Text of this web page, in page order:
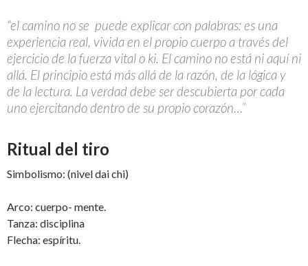
“el camino no se puede explicar con palabras: es una
experiencia real, vivida en el propio cuerpo a través del
ejercicio de la fuerza vital o ki. El camino no está ni aquí ni
allá. El principio está más allá de la razón, de la lógica y
de la lectura. La verdad debe ser descubierta por cada
uno ejercitando dentro de su propio corazón…”
Ritual del tiro
Simbolismo: (nivel dai chi)
Arco: cuerpo- mente.
Tanza: disciplina
Flecha: espíritu.